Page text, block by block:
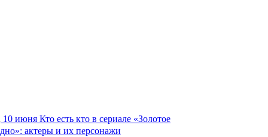
10 июня Кто есть кто в сериале «Золотое
дно»: актеры и их персонажи